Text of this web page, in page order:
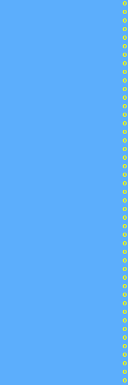
o
o
o
o
o
o
o
o
o
o
o
o
o
o
o
o
o
o
o
o
o
o
o
o
o
o
o
o
o
o
o
o
o
o
o
o
o
o
o
o
o
o
o
o
o